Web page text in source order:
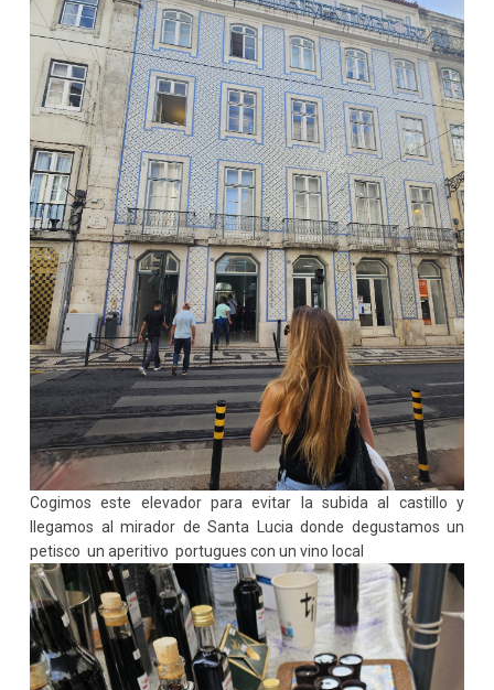
Cogimos este elevador para evitar la subida al castillo y
llegamos al mirador de Santa Lucia donde degustamos un
petisco un aperitivo portugues con un vino local